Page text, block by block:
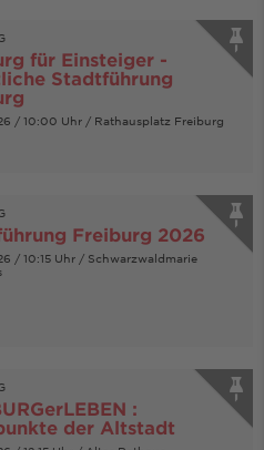
für Einsteiger -
Stadtführung
/ 10:00 Uhr / Rathausplatz Freiburg
Freiburg 2026
/ 10:15 Uhr / Schwarzwaldmarie
:
der Altstadt